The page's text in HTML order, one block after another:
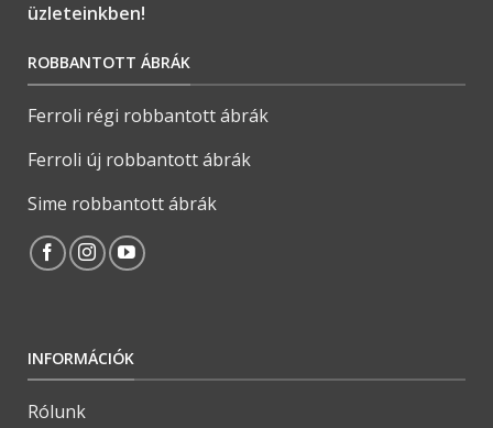
üzleteinkben!
ROBBANTOTT ÁBRÁK
Ferroli régi robbantott ábrák
Ferroli új robbantott ábrák
Sime robbantott ábrák
INFORMÁCIÓK
Rólunk